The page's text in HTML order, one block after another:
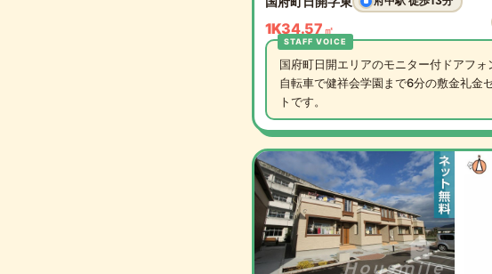
1K34.57 ㎡
国府町日開エリアのモニター付ドアフォ
自転車で健祥会学園まで6分の敷金礼金
トです。